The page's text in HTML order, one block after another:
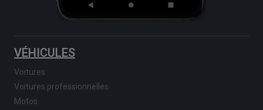
VÉHICULES
Voitures
Voitures professionnelles
Motos